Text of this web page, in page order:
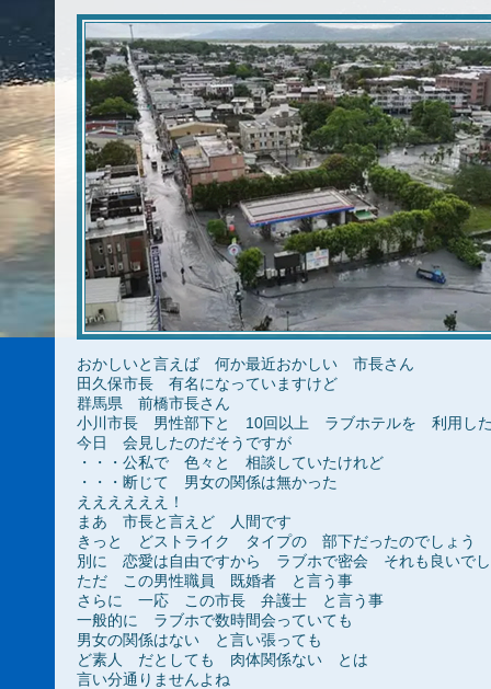
おかしいと言えば 何か最近おかしい 市長さん
田久保市長 有名になっていますけど
群馬県 前橋市長さん
小川市長 男性部下と 10回以上 ラブホテルを 利用し
今日 会見したのだそうですが
・・・公私で 色々と 相談していたけれど
・・・断じて 男女の関係は無かった
ええええええ！
まあ 市長と言えど 人間です
きっと どストライク タイプの 部下だったのでしょう
別に 恋愛は自由ですから ラブホで密会 それも良いで
ただ この男性職員 既婚者 と言う事
さらに 一応 この市長 弁護士 と言う事
一般的に ラブホで数時間会っていても
男女の関係はない と言い張っても
ど素人 だとしても 肉体関係ない とは
言い分通りませんよね